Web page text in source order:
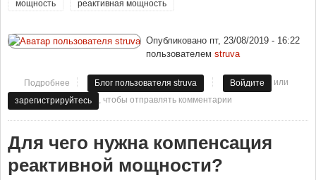
мощность реактивная мощность
Опубликовано пт, 23/08/2019 - 16:22
пользователем struva
Подробнее о Теория реактивной мощности
Блог пользователя struva Войдите
или
зарегистрируйтесь
, чтобы отправлять комментарии
Для чего нужна компенсация
реактивной мощности?